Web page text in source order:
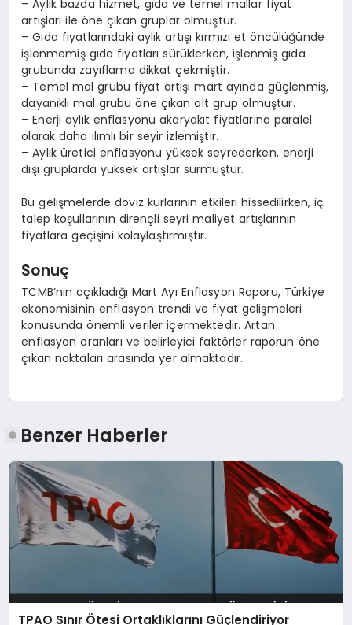
– Aylık bazda hizmet, gıda ve temel mallar fiyat
artışları ile öne çıkan gruplar olmuştur.
– Gıda fiyatlarındaki aylık artışı kırmızı et öncülüğünde
işlenmemiş gıda fiyatları sürüklerken, işlenmiş gıda
grubunda zayıflama dikkat çekmiştir.
– Temel mal grubu fiyat artışı mart ayında güçlenmiş,
dayanıklı mal grubu öne çıkan alt grup olmuştur.
– Enerji aylık enflasyonu akaryakıt fiyatlarına paralel
olarak daha ılımlı bir seyir izlemiştir.
– Aylık üretici enflasyonu yüksek seyrederken, enerji
dışı gruplarda yüksek artışlar sürmüştür.
Bu gelişmelerde döviz kurlarının etkileri hissedilirken, iç
talep koşullarının dirençli seyri maliyet artışlarının
fiyatlara geçişini kolaylaştırmıştır.
Sonuç
TCMB’nin açıkladığı Mart Ayı Enflasyon Raporu, Türkiye
ekonomisinin enflasyon trendi ve fiyat gelişmeleri
konusunda önemli veriler içermektedir. Artan
enflasyon oranları ve belirleyici faktörler raporun öne
çıkan noktaları arasında yer almaktadır.
Benzer Haberler
TPAO Sınır Ötesi Ortaklıklarını Güçlendiriyor